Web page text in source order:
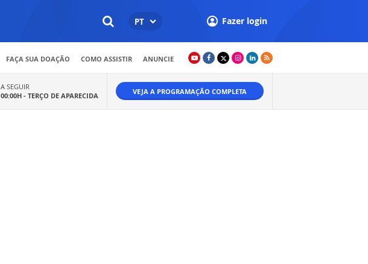
PT Fazer login
FAÇA SUA DOAÇÃO COMO ASSISTIR ANUNCIE
A SEGUIR
00:00H - TERÇO DE APARECIDA VEJA A PROGRAMAÇÃO COMPLETA